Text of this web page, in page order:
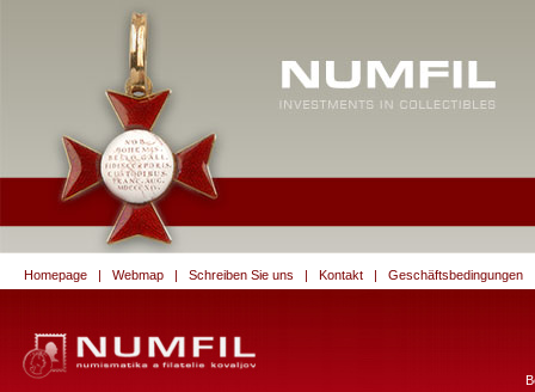
Homepage | Webmap | Schreiben Sie uns | Kontakt | Geschäftsbedingungen